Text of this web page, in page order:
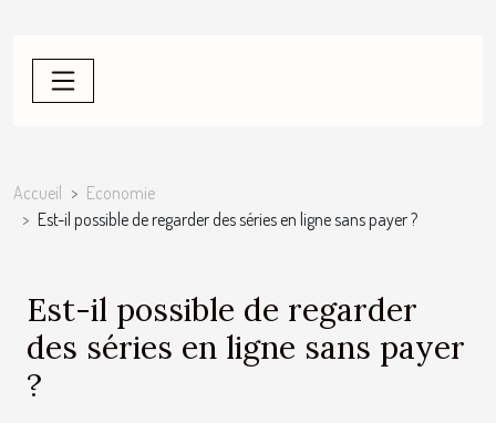
Accueil
Economie
Est-il possible de regarder des séries en ligne sans payer ?
Est-il possible de regarder
des séries en ligne sans payer
?